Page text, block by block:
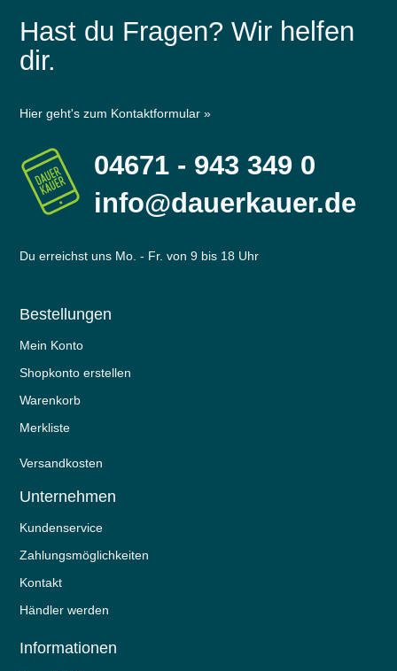
Hast du Fragen? Wir helfen
dir.
Hier geht's zum Kontaktformular »
04671 - 943 349 0
info@dauerkauer.de
Du erreichst uns Mo. - Fr. von 9 bis 18 Uhr
Bestellungen
Mein Konto
Shopkonto erstellen
Warenkorb
Merkliste
Versandkosten
Unternehmen
Kundenservice
Zahlungsmöglichkeiten
Kontakt
Händler werden
Informationen